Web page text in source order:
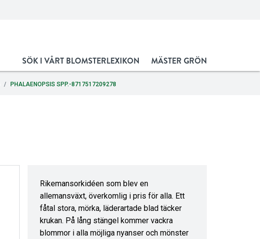
SÖK I VÅRT BLOMSTERLEXIKON MÄSTER GRÖN
PHALAENOPSIS SPP.-8717517209278
Rikemansorkidéen som blev en
allemansväxt, överkomlig i pris för alla. Ett
fåtal stora, mörka, läderartade blad täcker
krukan. På lång stängel kommer vackra
blommor i alla möjliga nyanser och mönster